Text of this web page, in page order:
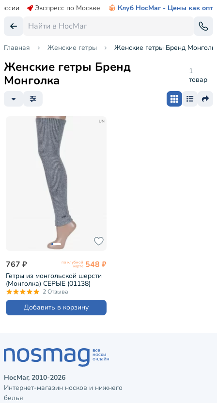
Экспресс по Москве Клуб НосМаг - Цены как опт
Главная Женские гетры Женские гетры Бренд
Женские гетры Бренд
Монголка
1
товар
UN
767 ₽ по клубной
карте 548 ₽
Гетры из монгольской шерсти
(Монголка) СЕРЫЕ (01138)
2 Отзыва
Добавить в корзину
НосМаг, 2010-2026
Интернет-магазин носков и нижнего
белья